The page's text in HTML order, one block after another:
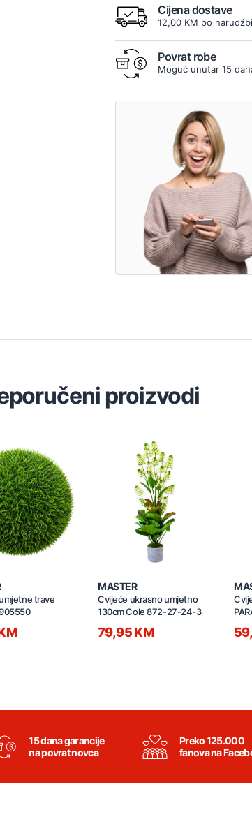
Cijena dostave
12,00 KM po narudžbi
Povrat robe
Moguć unutar 15
proizvodi
trave
MASTER
Cvijeće ukrasno umjetno
130cm Cole 872-27-24-3
79,95 KM
15 dana garancije
na povrat novca
Preko 125.000
fanova na